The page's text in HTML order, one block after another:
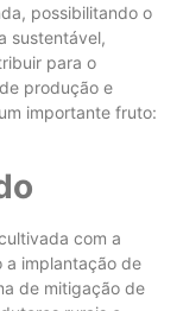
possibilitando o
sustentável,
para o
produção e
importante fruto:
com a
a implantação de
de mitigação de